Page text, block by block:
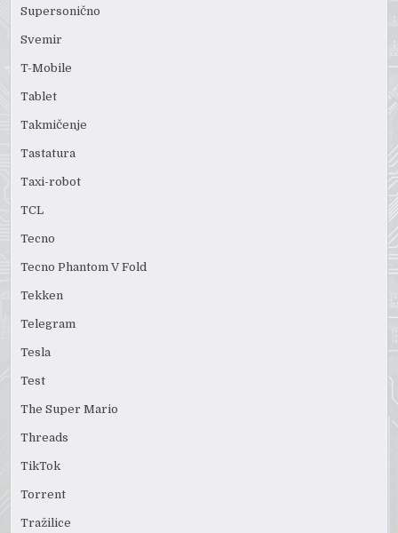
Supersonično
Svemir
T-Mobile
Tablet
Takmičenje
Tastatura
Taxi-robot
TCL
Tecno
Tecno Phantom V Fold
Tekken
Telegram
Tesla
Test
The Super Mario
Threads
TikTok
Torrent
Tražilice